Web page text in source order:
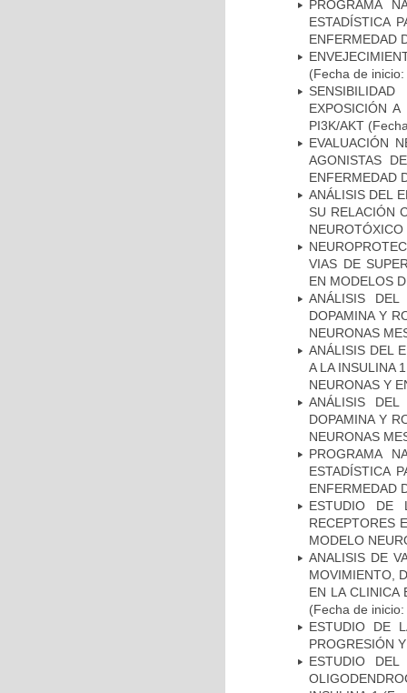
PROGRAMA
ESTADÍSTICA
ENFERMEDAD
(Fecha de
EXPOSICIÓN
PI3K/AKT
EVALUACIÓN
AGONISTAS
ENFERMEDAD
ANÁLISIS DEL
SU RELACIÓN
NEUROTÓXICO
VIAS DE
EN MODELOS
ANÁLISIS
DOPAMINA Y
NEURONAS
ANÁLISIS DEL
A LA INSULINA
NEURONAS Y
ANÁLISIS
DOPAMINA Y
NEURONAS
PROGRAMA
ESTADÍSTICA
ENFERMEDAD
ESTUDIO DE
RECEPTORES
MODELO
ANALISIS DE
MOVIMIENTO,
EN LA CLINICA
(Fecha de
ESTUDIO DE
PROGRESIÓN
ESTUDIO